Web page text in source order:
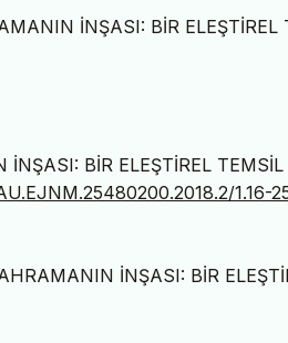
İNŞASI: BİR ELEŞTİREL
BİR ELEŞTİREL
1.16-
İNŞASI: BİR